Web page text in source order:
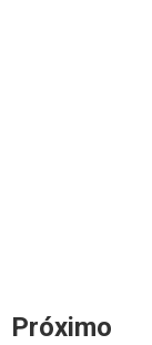
Próximo